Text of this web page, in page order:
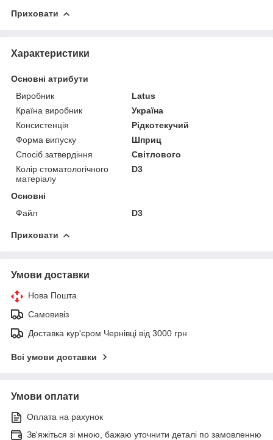
Приховати
Характеристики
Основні атрибути
Виробник
Latus
Країна виробник
Україна
Консистенція
Рідкотекучий
Форма випуску
Шприц
Спосіб затвердіння
Світлового
Колір стоматологічного
матеріалу
D3
Основні
Файл
D3
Приховати
Умови доставки
Нова Пошта
Самовивіз
Доставка кур'єром Чернівці від 3000 грн
Всі умови доставки
Умови оплати
Оплата на рахунок
Зв'яжіться зі мною, бажаю уточнити деталі по замовленню